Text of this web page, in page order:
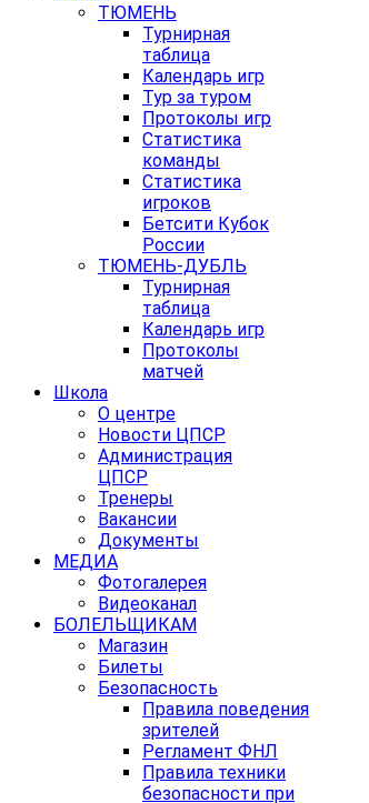
ТЮМЕНЬ
Турнирная
таблица
Календарь игр
Тур за туром
Протоколы игр
Статистика
команды
Статистика
игроков
Бетсити Кубок
России
ТЮМЕНЬ-ДУБЛЬ
Турнирная
таблица
Календарь игр
Протоколы
матчей
Школа
О центре
Новости ЦПСР
Администрация
ЦПСР
Тренеры
Вакансии
Документы
МЕДИА
Фотогалерея
Видеоканал
БОЛЕЛЬЩИКАМ
Магазин
Билеты
Безопасность
Правила поведения
зрителей
Регламент ФНЛ
Правила техники
безопасности при